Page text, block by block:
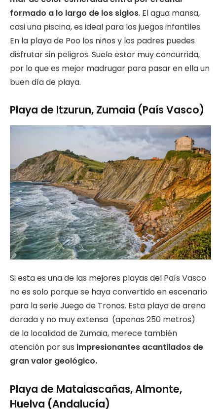
formado a lo largo de los siglos. El agua mansa,
casi una piscina, es ideal para los juegos infantiles.
En la playa de Poo los niños y los padres puedes
disfrutar sin peligros. Suele estar muy concurrida,
por lo que es mejor madrugar para pasar en ella un
buen día de playa.
Playa de Itzurun, Zumaia (País Vasco)
Si esta es una de las mejores playas del País Vasco
no es solo porque se haya convertido en escenario
para la serie Juego de Tronos. Esta playa de arena
dorada y no muy extensa (apenas 250 metros)
de la localidad de Zumaia, merece también
atención por sus impresionantes acantilados de
gran valor geológico.
Playa de Matalascañas, Almonte,
Huelva (Andalucía)